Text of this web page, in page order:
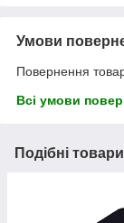
Умови
Повернення
Всі умови
Подібні